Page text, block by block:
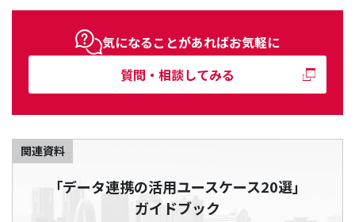
気になることがあればお気軽に
質問・相談してみる
関連資料
「データ連携の活用ユースケース20選」
ガイドブック